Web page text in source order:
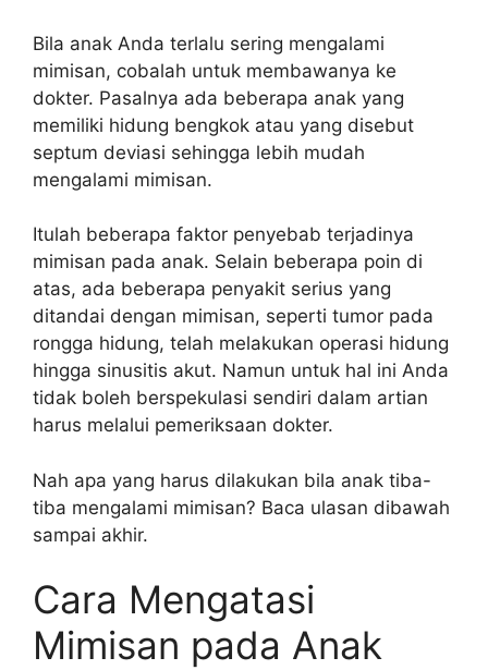
Bila anak Anda terlalu sering mengalami
mimisan, cobalah untuk membawanya ke
dokter. Pasalnya ada beberapa anak yang
memiliki hidung bengkok atau yang disebut
septum deviasi sehingga lebih mudah
mengalami mimisan.
Itulah beberapa faktor penyebab terjadinya
mimisan pada anak. Selain beberapa poin di
atas, ada beberapa penyakit serius yang
ditandai dengan mimisan, seperti tumor pada
rongga hidung, telah melakukan operasi hidung
hingga sinusitis akut. Namun untuk hal ini Anda
tidak boleh berspekulasi sendiri dalam artian
harus melalui pemeriksaan dokter.
Nah apa yang harus dilakukan bila anak tiba-
tiba mengalami mimisan? Baca ulasan dibawah
sampai akhir.
Cara Mengatasi
Mimisan pada Anak